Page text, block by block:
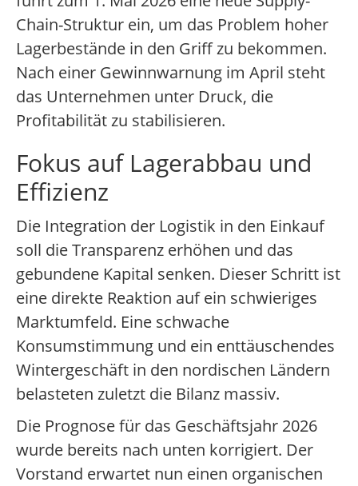
Chain-Struktur ein, um das Problem hoher
Lagerbestände in den Griff zu bekommen.
Nach einer Gewinnwarnung im April steht
das Unternehmen unter Druck, die
Profitabilität zu stabilisieren.
Fokus auf Lagerabbau und
Effizienz
Die Integration der Logistik in den Einkauf
soll die Transparenz erhöhen und das
gebundene Kapital senken. Dieser Schritt ist
eine direkte Reaktion auf ein schwieriges
Marktumfeld. Eine schwache
Konsumstimmung und ein enttäuschendes
Wintergeschäft in den nordischen Ländern
belasteten zuletzt die Bilanz massiv.
Die Prognose für das Geschäftsjahr 2026
wurde bereits nach unten korrigiert. Der
Vorstand erwartet nun einen organischen